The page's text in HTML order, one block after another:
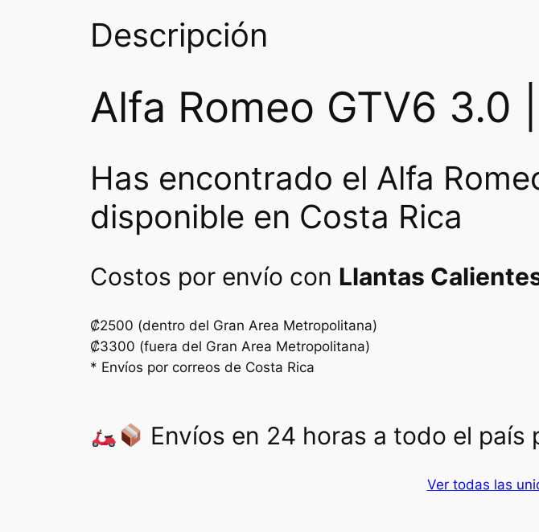
a
Descripción
Alfa Romeo GTV6 3.0
Has encontrado el Alfa
disponible en Costa Rica
Costos por envío con Llantas
₡2500 (dentro del Gran Area Metropolitana)
₡3300 (fuera del Gran Area Metropolitana)
* Envíos por correos de Costa Rica
Envíos en 24 horas a todo el país
Ver todas las